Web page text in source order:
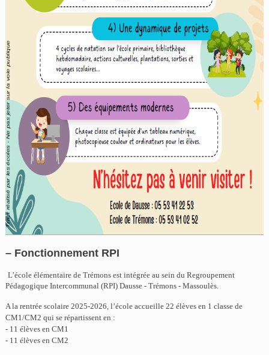
– Fonctionnement RPI
L’école élémentaire de Trémons est intégrée au sein du Regroupement
Pédagogique Intercommunal (RPI) Dausse - Trémons - Massoulès.
A la rentrée scolaire 2025-2026, l’école accueille 22 élèves en 1 classe de
CM1/CM2 qui se répartissent en :
- 11 élèves en CM1
- 11 élèves en CM2